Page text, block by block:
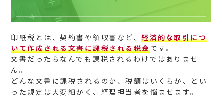
印紙税とは、契約書や領収書など、経済的な取引につ
いて作成される文書に課税される税金です。
文書だったらなんでも課税されるわけではありませ
ん。
どんな文書に課税されるのか、税額はいくらか、とい
った規定は大変細かく、経理担当者を悩ませます。